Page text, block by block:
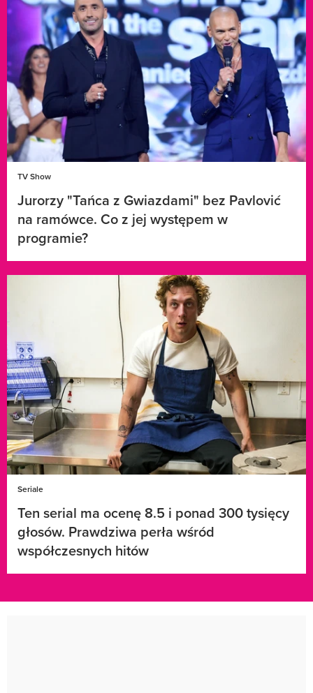
TV Show
Jurorzy "Tańca z Gwiazdami" bez Pavlović
na ramówce. Co z jej występem w
programie?
Seriale
Ten serial ma ocenę 8.5 i ponad 300 tysięcy
głosów. Prawdziwa perła wśród
współczesnych hitów